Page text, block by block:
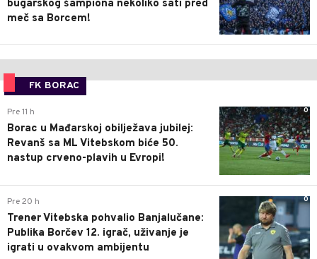
bugarskog šampiona nekoliko sati pred
meč sa Borcem!
FK BORAC
0
Pre 11 h
Borac u Mađarskoj obilježava jubilej:
Revanš sa ML Vitebskom biće 50.
nastup crveno-plavih u Evropi!
0
Pre 20 h
Trener Vitebska pohvalio Banjalučane:
Publika Borčev 12. igrač, uživanje je
igrati u ovakvom ambijentu